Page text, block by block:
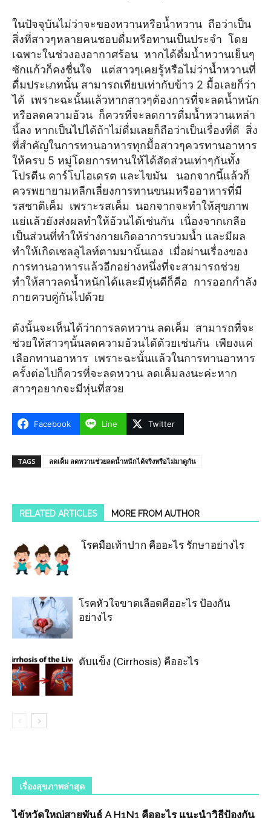
ในปัจจุบันไม่ว่าจะของหวานหรือน้ำหวาน ถือว่าเป็น
สิ่งที่สาวๆหลายคนชอบดื่มหรือทานเป็นประจำ โดย
เฉพาะในช่วงองอากาศร้อน หากได้ดื่มน้ำหวานเย็นๆ
ซักแก้วก็คงชื่นใจ แต่สาวๆเคยรู้หรือไม่ว่าน้ำหวานที่
ดื่มประเภทนั้น สามารถเทียบเท่ากับข้าว 2 มื้อเลยก็ว่า
ได้ เพราะฉะนั้นแล้วหากสาวๆต้องการที่จะลดน้ำหนัก
หรือลดความอ้วน ก็ควรที่จะลดการดื่มน้ำหวานเหล่า
นี้ลง หากเป็นไปได้ถ้าไม่ดื่มเลยก็ถือว่าเป็นเรื่องที่ดี สิ่ง
ที่สำคัญในการทานอาหารทุกมื้อสาวๆควรทานอาหาร
ให้ครบ 5 หมู่โดยการทานให้ได้สัดส่วนเท่าๆกันทั้ง
โปรตีน คาร์โบไฮเดรต และไขมัน นอกจากนี้แล้วก็
ควรพยายามหลีกเลี่ยงการทานขนมหรืออาหารที่มี
รสชาติเค็ม เพราะรสเค็ม นอกจากจะทำให้สุขภาพ
แย่แล้วยังส่งผลทำให้อ้วนได้เช่นกัน เนื่องจากเกลือ
เป็นส่วนที่ทำให้ร่างกายเกิดอาการบวมน้ำ และมีผล
ทำให้เกิดเซลลูไลท์ตามมานั้นเอง เมื่อผ่านเรื่องของ
การทานอาหารแล้วอีกอย่างหนึ่งที่จะสามารถช่วย
ทำให้สาวลดน้ำหนักได้และมีหุ่นดีก็คือ การออกกำลัง
กายควบคู่กันไปด้วย
ดังนั้นจะเห็นได้ว่าการลดหวาน ลดเค็ม สามารถที่จะ
ช่วยให้สาวๆนั้นลดความอ้วนได้ด้วยเช่นกัน เพียงแค่
เลือกทานอาหาร เพราะฉะนั้นแล้วในการทานอาหาร
ครั้งต่อไปก็ควรที่จะลดหวาน ลดเค็มลงนะค่ะหาก
สาวๆอยากจะมีหุ่นที่สวย
Facebook Line Twitter
TAGS ลดเค็ม ลดหวานช่วยลดน้ำหนักได้จริงหรือไม่มาดูกัน
RELATED ARTICLES MORE FROM AUTHOR
โรคมือเท้าปาก คืออะไร รักษาอย่างไร
โรคหัวใจขาดเลือดคืออะไร ป้องกัน
อย่างไร
ตับแข็ง (Cirrhosis) คืออะไร
เรื่องสุขภาพล่าสุด
ไข้หวัดใหญ่สายพันธุ์ A H1N1 คืออะไร แนะนำวิธีป้องกัน